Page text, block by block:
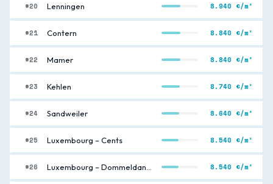
#20 Lenningen 8.940 €/m²
#21 Contern 8.840 €/m²
#22 Mamer 8.840 €/m²
#23 Kehlen 8.740 €/m²
#24 Sandweiler 8.640 €/m²
#25 Luxembourg – Cents 8.540 €/m²
#26 8.540 €/m²